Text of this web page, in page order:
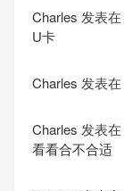
Charles 发表在
U卡
Charles 发表在
Charles 发表在
看看合不合适